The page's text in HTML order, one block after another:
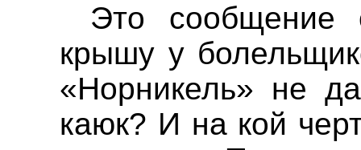
Это сообщение
крышу у
«Норникель» не
каюк? И на кой